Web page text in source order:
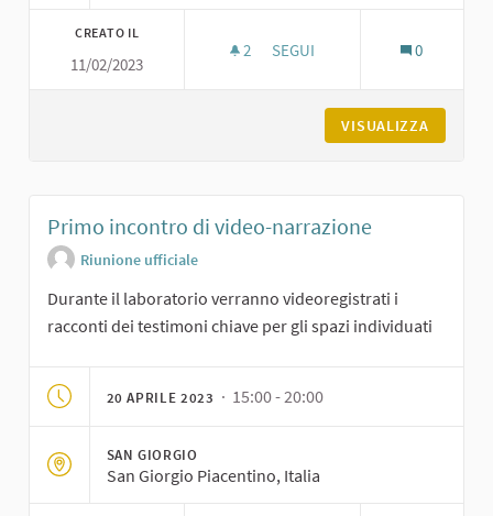
CREATO IL
11/02/2023
2 2 SOSTENITORI
SEGUI 0
VISUALIZZA
Primo incontro di video-narrazione
Riunione ufficiale
Durante il laboratorio verranno videoregistrati i
racconti dei testimoni chiave per gli spazi individuati
20 APRILE 2023 · 15:00 - 20:00
SAN GIORGIO
San Giorgio Piacentino, Italia